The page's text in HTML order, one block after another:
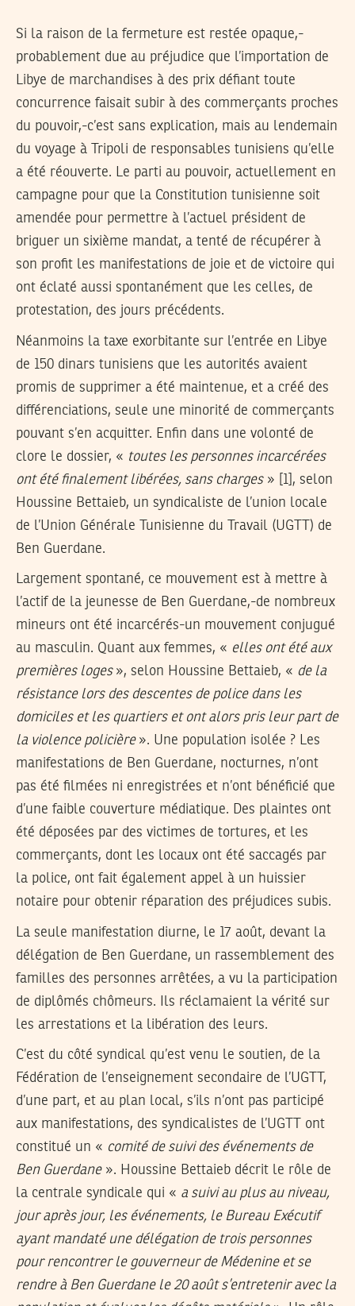
Si la raison de la fermeture est restée opaque,-
probablement due au préjudice que l’importation de
Libye de marchandises à des prix défiant toute
concurrence faisait subir à des commerçants proches
du pouvoir,-c’est sans explication, mais au lendemain
du voyage à Tripoli de responsables tunisiens qu’elle
a été réouverte. Le parti au pouvoir, actuellement en
campagne pour que la Constitution tunisienne soit
amendée pour permettre à l’actuel président de
briguer un sixième mandat, a tenté de récupérer à
son profit les manifestations de joie et de victoire qui
ont éclaté aussi spontanément que les celles, de
protestation, des jours précédents.
Néanmoins la taxe exorbitante sur l’entrée en Libye
de 150 dinars tunisiens que les autorités avaient
promis de supprimer a été maintenue, et a créé des
différenciations, seule une minorité de commerçants
pouvant s’en acquitter. Enfin dans une volonté de
clore le dossier, « toutes les personnes incarcérées
ont été finalement libérées, sans charges» [1], selon
Houssine Bettaieb, un syndicaliste de l’union locale
de l’Union Générale Tunisienne du Travail (UGTT) de
Ben Guerdane.
Largement spontané, ce mouvement est à mettre à
l’actif de la jeunesse de Ben Guerdane,-de nombreux
mineurs ont été incarcérés-un mouvement conjugué
au masculin. Quant aux femmes, « elles ont été aux
premières loges », selon Houssine Bettaieb, « de la
résistance lors des descentes de police dans les
domiciles et les quartiers et ont alors pris leur part de
la violence policière ». Une population isolée ? Les
manifestations de Ben Guerdane, nocturnes, n’ont
pas été filmées ni enregistrées et n’ont bénéficié que
d’une faible couverture médiatique. Des plaintes ont
été déposées par des victimes de tortures, et les
commerçants, dont les locaux ont été saccagés par
la police, ont fait également appel à un huissier
notaire pour obtenir réparation des préjudices subis.
La seule manifestation diurne, le 17 août, devant la
délégation de Ben Guerdane, un rassemblement des
familles des personnes arrêtées, a vu la participation
de diplômés chômeurs. Ils réclamaient la vérité sur
les arrestations et la libération des leurs.
C’est du côté syndical qu’est venu le soutien, de la
Fédération de l’enseignement secondaire de l’UGTT,
d’une part, et au plan local, s’ils n’ont pas participé
aux manifestations, des syndicalistes de l’UGTT ont
constitué un « comité de suivi des événements de
Ben Guerdane». Houssine Bettaieb décrit le rôle de
la centrale syndicale qui « a suivi au plus au niveau,
jour après jour, les événements, le Bureau Exécutif
ayant mandaté une délégation de trois personnes
pour rencontrer le gouverneur de Médenine et se
rendre à Ben Guerdane le 20 août s’entretenir avec la